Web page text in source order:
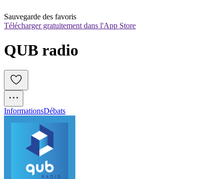
Sauvegarde des favoris
Télécharger gratuitement dans l'App Store
QUB radio
InformationsDébats